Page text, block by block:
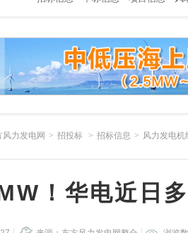
风力发电网 > 招投标 > 招标信息 > 风力发电机
！华电近日